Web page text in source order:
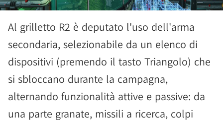
Al grilletto R2 è deputato l'uso dell'arma
secondaria, selezionabile da un elenco di
dispositivi (premendo il tasto Triangolo) che
si sbloccano durante la campagna,
alternando funzionalità attive e passive: da
una parte granate, missili a ricerca, colpi